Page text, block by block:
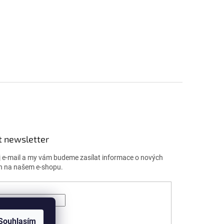
newsletter
e-mail a my vám budeme zasílat informace o nových
na našem e-shopu.